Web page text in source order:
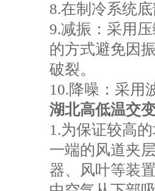
8.在制冷系统
9.减振：采用
的方式避免因
破裂。
10.降噪：采用
湖北高低温交
1.为保证较高
一端的风道夹
器、风叶等装